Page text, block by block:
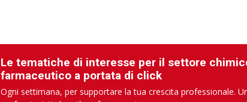
Le tematiche di interesse per il settore
farmaceutico a portata di click
Ogni settimana, per supportare la tua crescita professionale.